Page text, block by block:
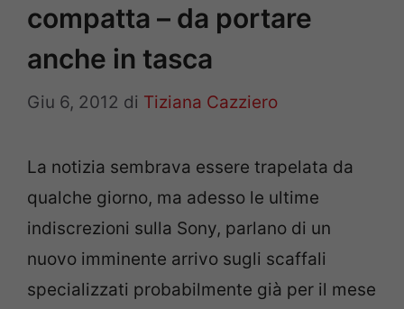
compatta – da portare
anche in tasca
Giu 6, 2012 di Tiziana Cazziero
La notizia sembrava essere trapelata da
qualche giorno, ma adesso le ultime
indiscrezioni sulla Sony, parlano di un
nuovo imminente arrivo sugli scaffali
specializzati probabilmente già per il mese